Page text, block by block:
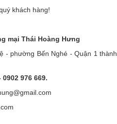
khách hàng!
mại Thái Hoàng Hưng
Bến Nghé - Quận 1 thành
0902 976 669.